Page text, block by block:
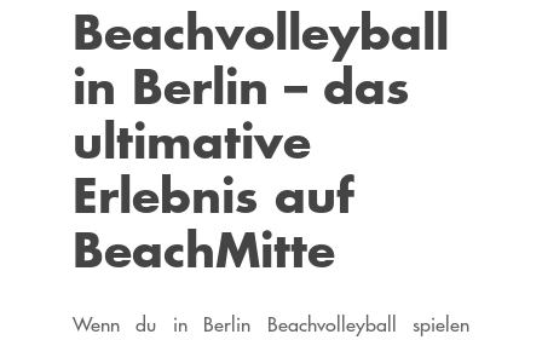
Beachvolleyball
in Berlin – das
ultimative
Erlebnis auf
BeachMitte
Wenn du in Berlin Beachvolleyball spielen